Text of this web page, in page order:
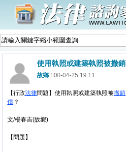
故鄉100-04-25 19:11
【行政法律問題】使用執照或建築執照被撤銷
償 ？
文/楊春吉(故鄉)
【問題】